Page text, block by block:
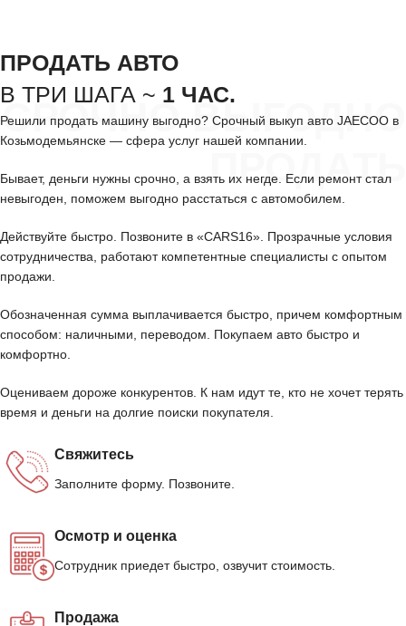
СРОЧНО ВЫГОДНО
ПРОДАТЬ
ПРОДАТЬ АВТО
В ТРИ ШАГА ~ 1 ЧАС.
Решили продать машину выгодно? Срочный выкуп авто JAECOO в
Козьмодемьянске — сфера услуг нашей компании.
Бывает, деньги нужны срочно, а взять их негде. Если ремонт стал
невыгоден, поможем выгодно расстаться с автомобилем.
Действуйте быстро. Позвоните в «CARS16». Прозрачные условия
сотрудничества, работают компетентные специалисты с опытом
продажи.
Обозначенная сумма выплачивается быстро, причем комфортным
способом: наличными, переводом. Покупаем авто быстро и
комфортно.
Оцениваем дороже конкурентов. К нам идут те, кто не хочет терять
время и деньги на долгие поиски покупателя.
Свяжитесь
Заполните форму. Позвоните.
Осмотр и оценка
Сотрудник приедет быстро, озвучит стоимость.
Продажа